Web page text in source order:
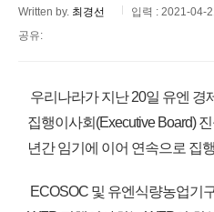
Written by. 최경선
입력 : 2021-04-
공유:
우리나라가 지난 20일 유엔 경
집행이사회(Executive Board)
년간 임기에 이어 연속으로 집
ECOSOC 및 유엔식량농업기